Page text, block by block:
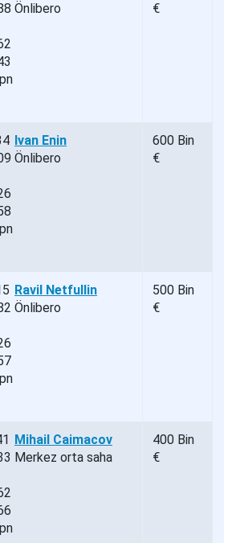
Önlibero
€
Ivan Enin
Önlibero
600 Bin
€
Ravil Netfullin
Önlibero
500 Bin
€
Mihail Caimacov
Merkez orta saha
400 Bin
€